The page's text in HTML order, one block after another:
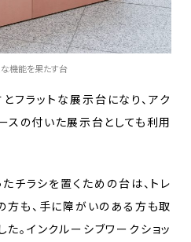
チラシを置くための台は、トレ
方も、手に障がいのある方も取
。インクルーシブワークショッ
フラットな展示台になり、アク
スの付いた展示台としても利用
な機能を果たす台